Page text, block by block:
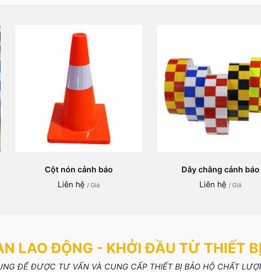
Cột nón cảnh báo
Liên hệ / Giá
Dây chằng cảnh báo
Liên hệ / Giá
LAO ĐỘNG - KHỞI ĐẦU TỪ THIẾT
ĐỂ ĐƯỢC TƯ VẤN VÀ CUNG CẤP THIẾT BỊ BẢO HỘ CHẤT